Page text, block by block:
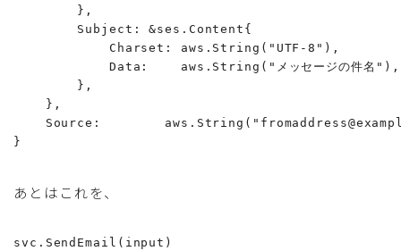
        },
        Subject: &ses.Content{
            Charset: aws.String("UTF-8"),
            Data:    aws.String("メッセージの件名"),
        },
    },
Source:
}
あとはこれを、
svc.SendEmail(input)